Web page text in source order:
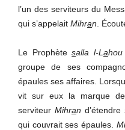
l’un des serviteurs du
qui s’appelait Mihran .
Le Prophètesalla l-L ahou
groupe de ses
épaules ses affaires.
vit sur eux la marque
serviteur Mihran
qui couvrait ses épaules.